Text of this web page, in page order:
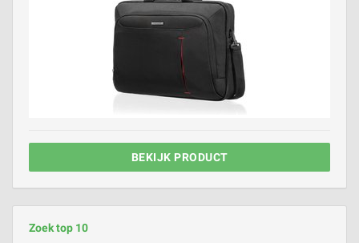
BEKIJK PRODUCT
Zoek top 10